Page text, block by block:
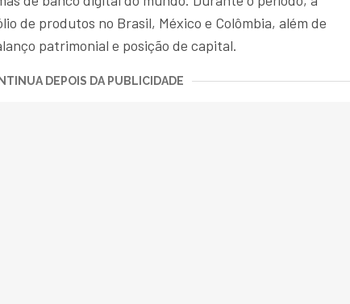
de produtos no Brasil, México e Colômbia, além de
patrimonial e posição de capital.
DEPOIS DA PUBLICIDADE